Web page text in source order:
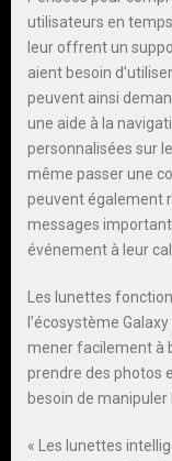
utilisateurs en
leur offrent un
aient besoin
peuvent ainsi
une aide à la
personnalisées sur
même passer une
peuvent également
messages
événement à leur
Les lunettes
l’écosystème
mener facilement à
prendre des photos
besoin de manipuler
« Les lunettes